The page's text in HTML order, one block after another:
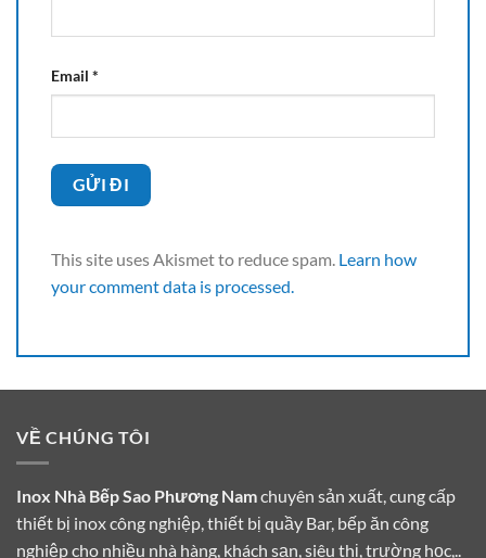
Email *
This site uses Akismet to reduce spam. Learn how
your comment data is processed.
VỀ CHÚNG TÔI
Inox Nhà Bếp Sao Phương Namchuyên sản xuất, cung cấp
thiết bị inox công nghiệp, thiết bị quầy Bar, bếp ăn công
nghiệp cho nhiều nhà hàng, khách sạn, siêu thị, trường học,..